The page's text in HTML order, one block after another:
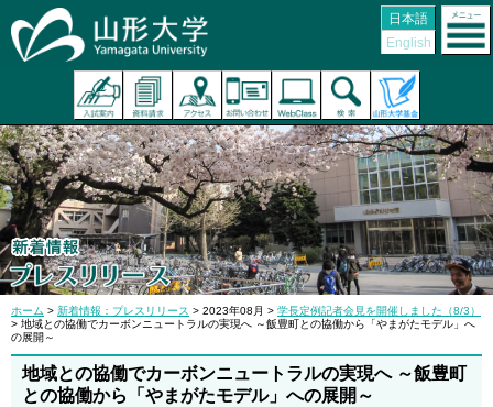
日本語
English
ホーム > 新着情報：プレスリリース > 2023年08月 > 学長定例記者会見を開催しました（8/3）
> 地域との協働でカーボンニュートラルの実現へ ～飯豊町との協働から「やまがたモデル」へ
の展開～
地域との協働でカーボンニュートラルの実現へ ～飯豊町
との協働から「やまがたモデル」への展開～